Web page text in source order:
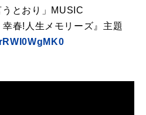
とおり」MUSIC
春!人生メモリーズ』主題